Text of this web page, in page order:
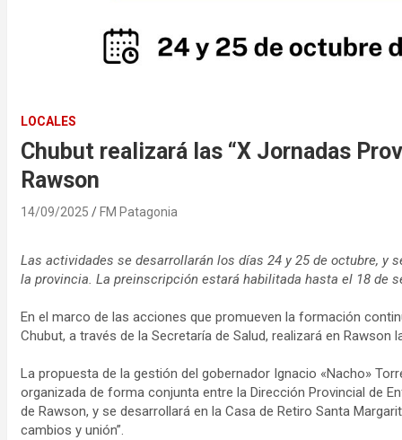
LOCALES
Chubut realizará las “X Jornadas
Rawson
14/09/2025 FM Patagonia
Las actividades se desarrollarán los días 24 y 25 de octubre, y
la provincia. La preinscripción estará habilitada hasta el 18 de
En el marco de las acciones que promueven la formación
Chubut, a través de la Secretaría de Salud, realizará en Rawson
La propuesta de la gestión del gobernador Ignacio «Nacho»
organizada de forma conjunta entre la Dirección Provincial de
de Rawson, y se desarrollará en la Casa de Retiro Santa
cambios y unión”.